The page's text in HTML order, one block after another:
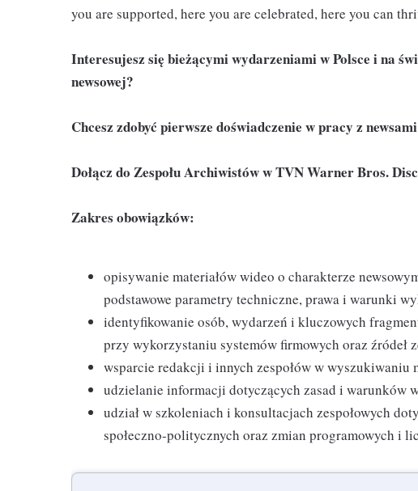
you are supported, here you are celebrated, here you can
Interesujesz się bieżącymi wydarzeniami w Polsce i na
newsowej?
Chcesz zdobyć pierwsze doświadczenie w pracy z
Dołącz do Zespołu Archiwistów w TVN Warner Bros.
Zakres obowiązków:
opisywanie materiałów wideo o charakterze
podstawowe parametry techniczne, prawa i warunki
identyfikowanie osób, wydarzeń i kluczowych
przy wykorzystaniu systemów firmowych oraz źródeł
wsparcie redakcji i innych zespołów w wyszukiwaniu
udzielanie informacji dotyczących zasad i warunków
udział w szkoleniach i konsultacjach zespołowych
społeczno-politycznych oraz zmian programowych i